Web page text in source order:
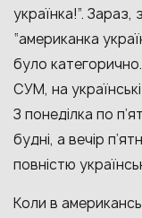
українка!”.
“американка
було
СУМ, на
З понеділка по
будні, а вечір
повністю
Коли в